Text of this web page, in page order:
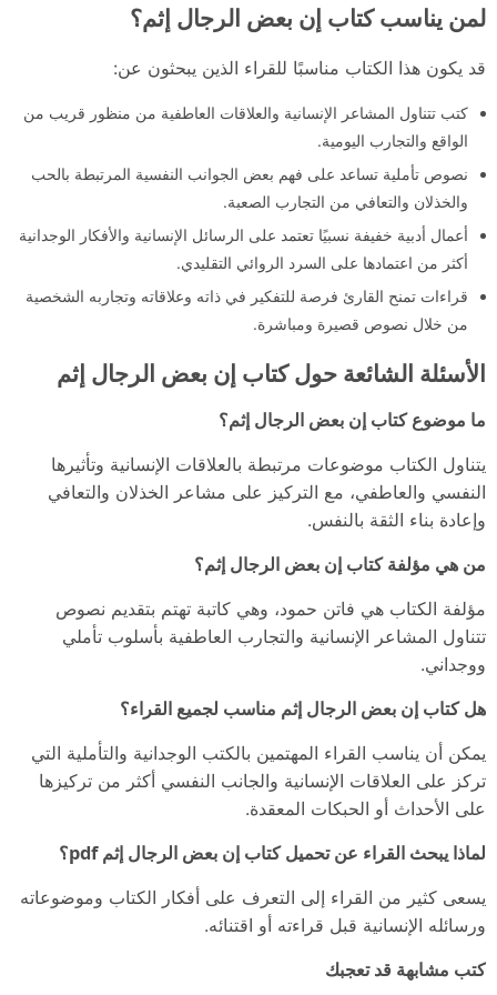
لمن يناسب كتاب إن بعض الرجال إثم؟
قد يكون هذا الكتاب مناسبًا للقراء الذين يبحثون عن:
كتب تتناول المشاعر الإنسانية والعلاقات العاطفية من منظور قريب من
الواقع والتجارب اليومية.
نصوص تأملية تساعد على فهم بعض الجوانب النفسية المرتبطة بالحب
والخذلان والتعافي من التجارب الصعبة.
أعمال أدبية خفيفة نسبيًا تعتمد على الرسائل الإنسانية والأفكار الوجدانية
أكثر من اعتمادها على السرد الروائي التقليدي.
قراءات تمنح القارئ فرصة للتفكير في ذاته وعلاقاته وتجاربه الشخصية
من خلال نصوص قصيرة ومباشرة.
الأسئلة الشائعة حول كتاب إن بعض الرجال إثم
ما موضوع كتاب إن بعض الرجال إثم؟
يتناول الكتاب موضوعات مرتبطة بالعلاقات الإنسانية وتأثيرها
النفسي والعاطفي، مع التركيز على مشاعر الخذلان والتعافي
وإعادة بناء الثقة بالنفس.
من هي مؤلفة كتاب إن بعض الرجال إثم؟
مؤلفة الكتاب هي فاتن حمود، وهي كاتبة تهتم بتقديم نصوص
تتناول المشاعر الإنسانية والتجارب العاطفية بأسلوب تأملي
ووجداني.
هل كتاب إن بعض الرجال إثم مناسب لجميع القراء؟
يمكن أن يناسب القراء المهتمين بالكتب الوجدانية والتأملية التي
تركز على العلاقات الإنسانية والجانب النفسي أكثر من تركيزها
على الأحداث أو الحبكات المعقدة.
لماذا يبحث القراء عن تحميل كتاب إن بعض الرجال إثم pdf؟
يسعى كثير من القراء إلى التعرف على أفكار الكتاب وموضوعاته
ورسائله الإنسانية قبل قراءته أو اقتنائه.
كتب مشابهة قد تعجبك